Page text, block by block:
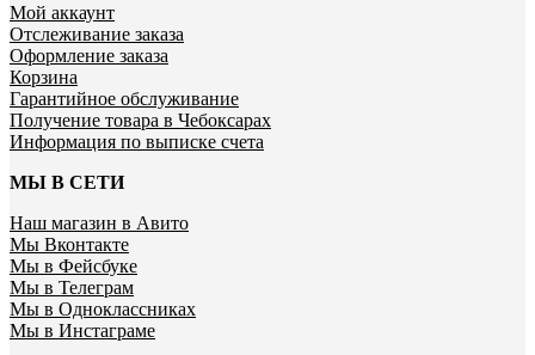
Мой аккаунт
Отслеживание заказа
Оформление заказа
Корзина
Гарантийное обслуживание
Получение товара в Чебоксарах
Информация по выписке счета
МЫ В СЕТИ
Наш магазин в Авито
Мы Вконтакте
Мы в Фейсбуке
Мы в Телеграм
Мы в Одноклассниках
Мы в Инстаграме